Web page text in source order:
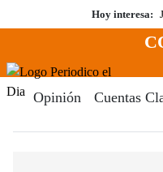
al
Hoy interesa:
Menú
Opinión Cuentas